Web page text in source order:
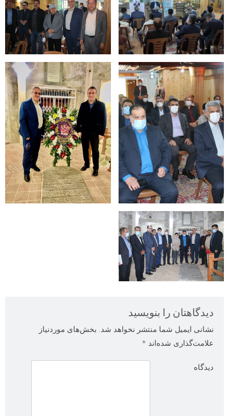
دیدگاهتان را بنویسید
نشانی ایمیل شما منتشر نخواهد شد. بخش‌های موردنیاز
علامت‌گذاری شده‌اند *
دیدگاه